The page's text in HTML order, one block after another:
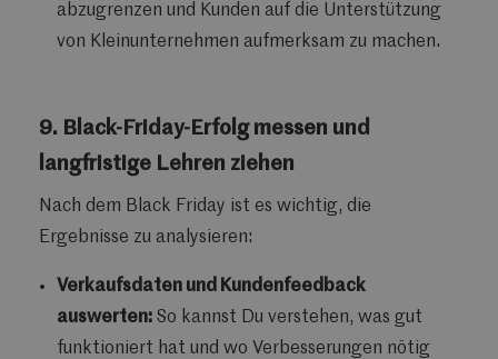
abzugrenzen und Kunden auf die Unterstützung
von Kleinunternehmen aufmerksam zu machen.
9. Black-Friday-Erfolg messen und
langfristige Lehren ziehen
Nach dem Black Friday ist es wichtig, die
Ergebnisse zu analysieren:
Verkaufsdaten und Kundenfeedback
auswerten: So kannst Du verstehen, was gut
funktioniert hat und wo Verbesserungen nötig